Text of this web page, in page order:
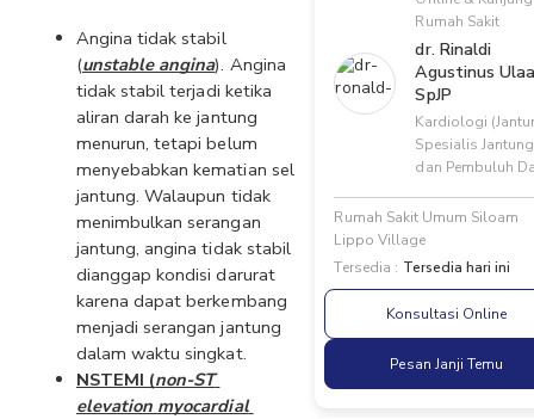
Angina tidak stabil
(unstable angina). Angina
tidak stabil terjadi ketika
aliran darah ke jantung
menurun, tetapi belum
menyebabkan kematian sel
jantung. Walaupun tidak
menimbulkan serangan
jantung, angina tidak stabil
dianggap kondisi darurat
karena dapat berkembang
menjadi serangan jantung
dalam waktu singkat.
NSTEMI (non-ST
elevation myocardial
Rumah Sakit
dr. Rinaldi
Agustinus
SpJP
Kardiologi
Spesialis Jantung
dan Pembuluh
Rumah Sakit Umum Siloam
Lippo Village
Tersedia : Tersedia hari ini
Konsultasi Online
Pesan Janji Temu